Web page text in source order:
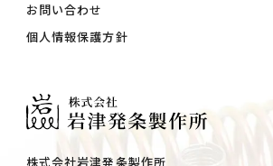
お問い合わせ
個人情報保護方針
株式会社岩津発条製作所